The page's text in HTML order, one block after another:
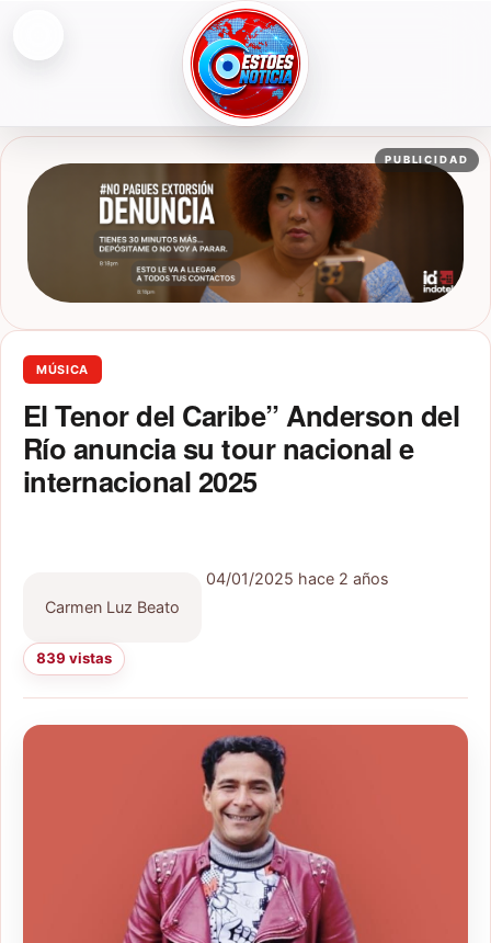
ESTOESNOTICIA|NOTICIAS
PUBLICIDAD
MÚSICA
El Tenor del Caribe” Anderson del
Río anuncia su tour nacional e
internacional 2025
Carmen Luz Beato
04/01/2025 hace 2 años
839 vistas